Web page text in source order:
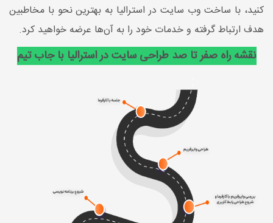
کنید، با ساخت وب سایت در استرالیا به بهترین نحو با مخاطبین
هدف ارتباط گرفته و خدمات خود را به آن‌ها عرضه خواهید کرد.
نقشه راه صفر تا صد طراحی سایت در استرالیا با جاب تیم